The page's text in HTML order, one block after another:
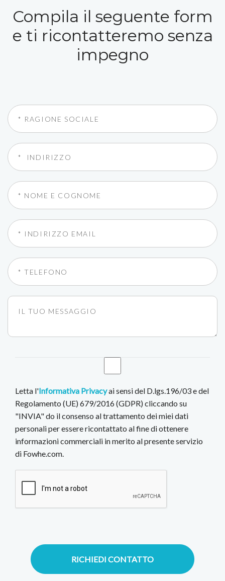
Compila il seguente form
e ti ricontatteremo senza
impegno
Letta l'Informativa Privacyai sensi del D.lgs.196/03 e del
Regolamento (UE) 679/2016 (GDPR) cliccando su
"INVIA" do il consenso al trattamento dei miei dati
personali per essere ricontattato al fine di ottenere
informazioni commerciali in merito al presente servizio
di Fowhe.com.
RICHIEDI CONTATTO